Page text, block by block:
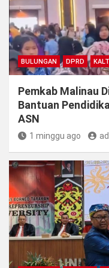
BULUNGAN DPRD
Pemkab Malinau
Bantuan
ASN
1 minggu ago